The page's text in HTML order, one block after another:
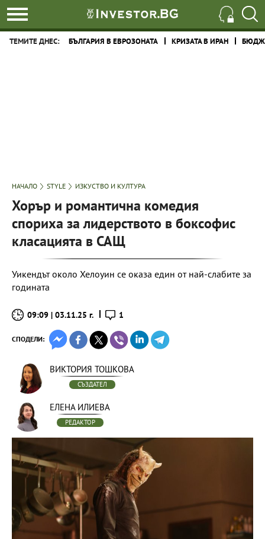
ТЕМИТЕ ДНЕС: БЪЛГАРИЯ В ЕВРОЗОНАТА КРИЗАТА В ИРАН
НАЧАЛО STYLE ИЗКУСТВО И КУЛТУРА
Хорър и романтична комедия
спориха за лидерството в боксофис
класацията в САЩ
Уикендът около Хелоуин се оказа един от най-слабите за
годината
09:09 | 03.11.25 г. 1
СПОДЕЛИ:
ВИКТОРИЯ ТОШКОВА
СЪЗДАТЕЛ
ЕЛЕНА ИЛИЕВА
РЕДАКТОР